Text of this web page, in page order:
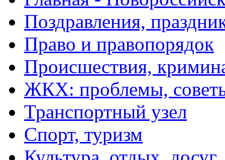
Поздравления,
Право и правопорядок
Происшествия,
ЖКХ: проблемы,
Транспортный узел
Спорт, туризм